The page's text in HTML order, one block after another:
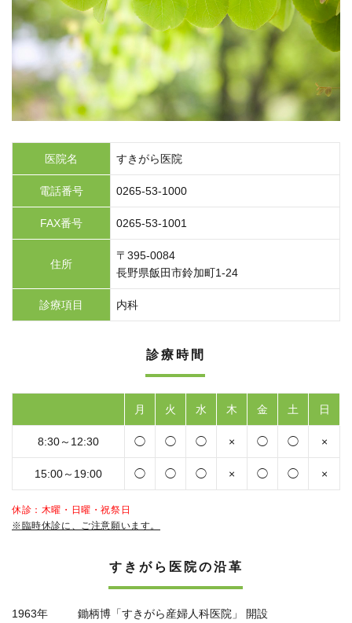
医院名 すきがら医院
電話番号 0265-53-1000
FAX番号 0265-53-1001
住所
〒395-0084
長野県飯田市鈴加町1-24
診療項目 内科
診療時間
月 火 水 木 金 土 日
8:30～12:30 ◯ ◯ ◯ × ◯ ◯ ×
15:00～19:00 ◯ ◯ ◯ × ◯ ◯ ×
休診：木曜・日曜・祝祭日
※臨時休診に、ご注意願います。
すきがら医院の沿革
1963年
鋤柄博「すきがら産婦人科医院」 開設